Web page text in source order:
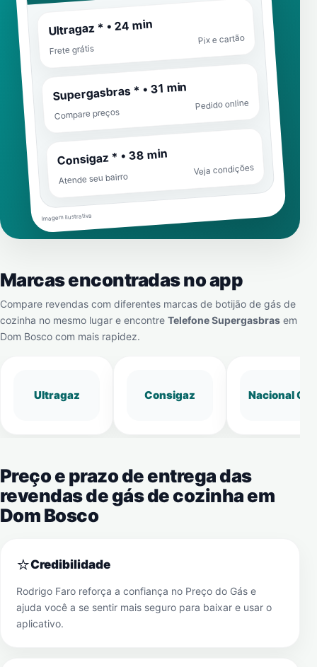
Ultragaz * • 24 min
Frete grátis
Pix e cartão
Supergasbras * • 31 min
Compare preços
Pedido online
Consigaz * • 38 min
Atende seu bairro
Veja condições
Imagem ilustrativa
Marcas encontradas no app
Compare revendas com diferentes marcas de botijão de gás de
cozinha no mesmo lugar e encontre Telefone Supergasbras em
Dom Bosco com mais rapidez.
Ultragaz Consigaz Nacional Gás
Preço e prazo de entrega das
revendas de gás de cozinha em
Dom Bosco
⭐Credibilidade
Rodrigo Faro reforça a confiança no Preço do Gás e
ajuda você a se sentir mais seguro para baixar e usar o
aplicativo.